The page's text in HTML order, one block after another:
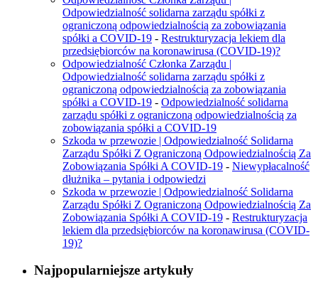
Odpowiedzialność solidarna zarządu spółki z
ograniczoną odpowiedzialnością za zobowiązania
spółki a COVID-19 - Restrukturyzacja lekiem dla
przedsiębiorców na koronawirusa (COVID-19)?
Odpowiedzialność Członka Zarządu |
Odpowiedzialność solidarna zarządu spółki z
ograniczoną odpowiedzialnością za zobowiązania
spółki a COVID-19 - Odpowiedzialność solidarna
zarządu spółki z ograniczoną odpowiedzialnością za
zobowiązania spółki a COVID-19
Szkoda w przewozie | Odpowiedzialność Solidarna
Zarządu Spółki Z Ograniczoną Odpowiedzialnością Za
Zobowiązania Spółki A COVID-19 - Niewypłacalność
dłużnika – pytania i odpowiedzi
Szkoda w przewozie | Odpowiedzialność Solidarna
Zarządu Spółki Z Ograniczoną Odpowiedzialnością Za
Zobowiązania Spółki A COVID-19 - Restrukturyzacja
lekiem dla przedsiębiorców na koronawirusa (COVID-
19)?
Najpopularniejsze artykuły